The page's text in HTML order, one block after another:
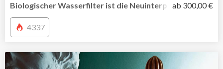
Biologischer Wasserfilter ist die Neuinterpretation des
ab 300,00 €
4337